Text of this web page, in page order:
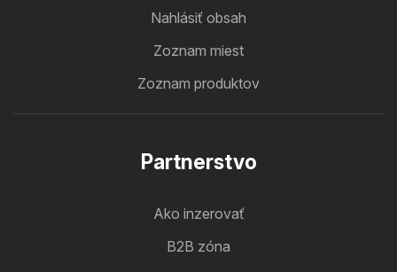
Nahlásiť obsah
Zoznam miest
Zoznam produktov
Partnerstvo
Ako inzerovať
B2B zóna